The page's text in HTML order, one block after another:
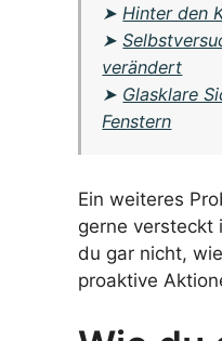
➤Hinter den
➤
verändert
➤ Glasklare
Fenstern
Ein weiteres
gerne versteckt
du gar nicht,
proaktive